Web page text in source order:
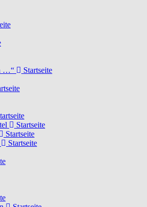
…“
Startseite
Startseite
Startseite
Startseite